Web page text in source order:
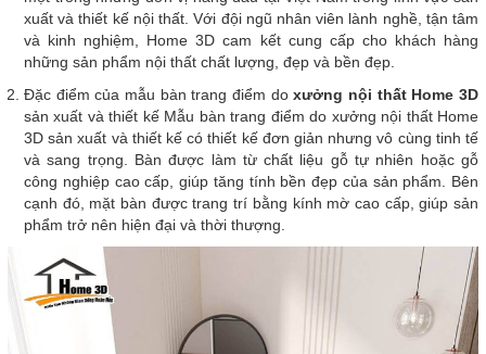
xuất và thiết kế nội thất. Với đội ngũ nhân viên lành nghề, tận tâm
và kinh nghiệm, Home 3D cam kết cung cấp cho khách hàng
những sản phẩm nội thất chất lượng, đẹp và bền đẹp.
Đặc điểm của mẫu bàn trang điểm doxưởng nội thất Home 3D
sản xuất và thiết kế Mẫu bàn trang điểm do xưởng nội thất Home
3D sản xuất và thiết kế có thiết kế đơn giản nhưng vô cùng tinh tế
và sang trọng. Bàn được làm từ chất liệu gỗ tự nhiên hoặc gỗ
công nghiệp cao cấp, giúp tăng tính bền đẹp của sản phẩm. Bên
cạnh đó, mặt bàn được trang trí bằng kính mờ cao cấp, giúp sản
phẩm trở nên hiện đại và thời thượng.